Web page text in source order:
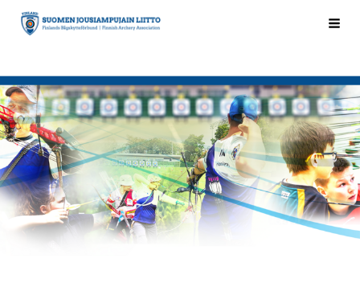
Siirry
sivun
Suomen Jousiampujain Liitto ry